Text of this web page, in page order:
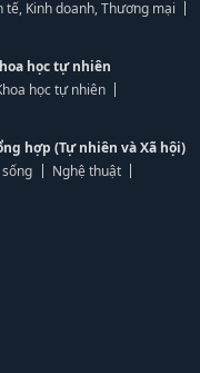
tế, Kinh doanh, Thương mại
học tự nhiên
học tự nhiên
hợp (Tự nhiên và Xã hội)
Nghệ thuật